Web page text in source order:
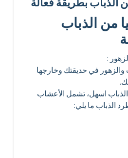
الذباب بطريقة فعالة
من الذباب
في حديقتك وخارجها
اسهل، تشمل الأعشاب
الذباب ما يلي: